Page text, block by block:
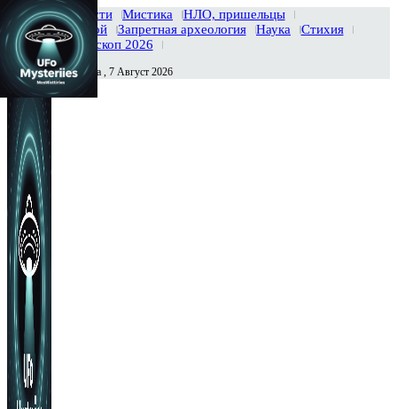
Главная Новости Мистика
НЛО, пришельцы
Тайны вселенной
Запретная археология Наука
Стихия
История
Гороскоп 2026
Сегодня Пятница , 7 Август 2026